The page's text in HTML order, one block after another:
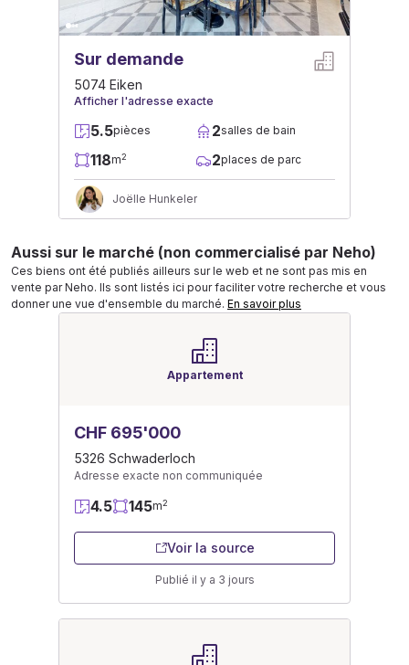
Sur demande
5074 Eiken
Afficher l'adresse exacte
5.5pièces 2salles de bain
118m2 2places de parc
Joëlle Hunkeler
Aussi sur le marché (non commercialisé par Neho)
Ces biens ont été publiés ailleurs sur le web et ne sont pas mis en
vente par Neho. Ils sont listés ici pour faciliter votre recherche et vous
donner une vue d'ensemble du marché. En savoir plus
Appartement
CHF 695'000
5326 Schwaderloch
Adresse exacte non communiquée
4.5 145m2
Voir la source
Publié il y a 3 jours